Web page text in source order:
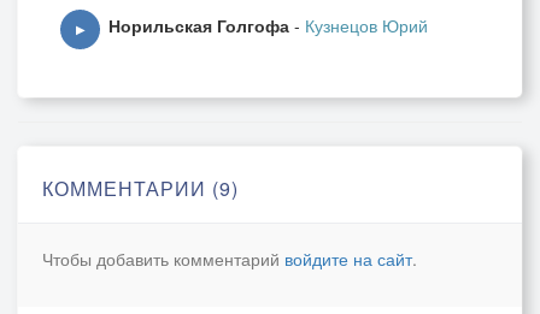
Но в сердце место ей сменили муки
Картины счастья, что мы рисовали.
Душа безмолвная тоскует и скорбит
▶ Норильская Голгофа - Кузнецов Юрий
КОММЕНТАРИИ (9)
Чтобы добавить комментарий войдите на сайт.